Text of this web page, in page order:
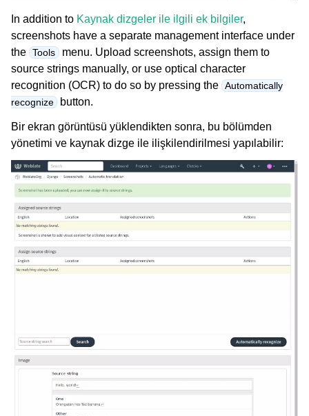
In addition to Kaynak dizgeler ile ilgili ek bilgiler,
screenshots have a separate management interface under
the Tools menu. Upload screenshots, assign them to
source strings manually, or use optical character
recognition (OCR) to do so by pressing the Automatically
recognize
button.
Bir ekran görüntüsü yüklendikten sonra, bu bölümden
yönetimi ve kaynak dizge ile ilişkilendirilmesi yapılabilir: